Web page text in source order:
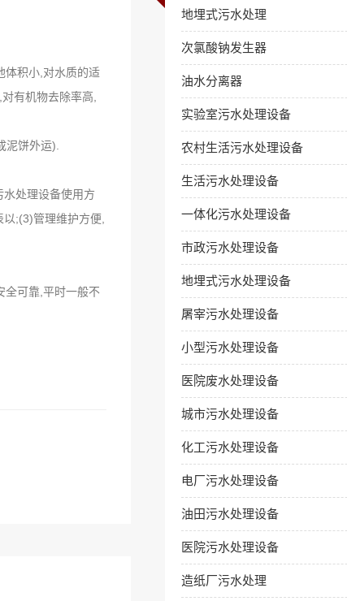
体积小,对水质的适
有机物去除率高,
饼外运).
处理设备使用方
;(3)管理维护方便,
全可靠,平时一般不
地埋式污水处理
次氯酸钠发生器
油水分离器
实验室污水处理设备
农村生活污水处理设备
生活污水处理设备
一体化污水处理设备
市政污水处理设备
地埋式污水处理设备
屠宰污水处理设备
小型污水处理设备
医院废水处理设备
城市污水处理设备
化工污水处理设备
电厂污水处理设备
油田污水处理设备
医院污水处理设备
造纸厂污水处理